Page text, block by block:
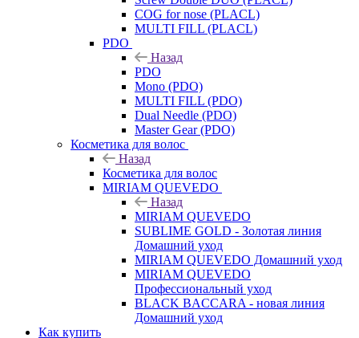
COG for nose (PLACL)
MULTI FILL (PLACL)
PDO
Назад
PDO
Mono (PDO)
MULTI FILL (PDO)
Dual Needle (PDO)
Master Gear (PDO)
Косметика для волос
Назад
Косметика для волос
MIRIAM QUEVEDO
Назад
MIRIAM QUEVEDO
SUBLIME GOLD - Золотая линия
Домашний уход
MIRIAM QUEVEDO Домашний уход
MIRIAM QUEVEDO
Профессиональный уход
BLACK BACCARA - новая линия
Домашний уход
Как купить